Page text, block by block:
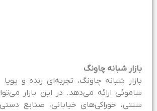
شبانه چاونگ
شبانه چاونگ، تجربه‌ای زنده و پویا از
ارائه می‌دهد. در این بازار می‌توان
خوراکی‌های خیابانی، صنایع دستی و